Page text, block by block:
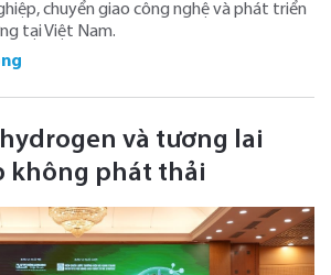
chuyển giao công nghệ và phát triển
tại Việt Nam.
và tương lai
không phát thải